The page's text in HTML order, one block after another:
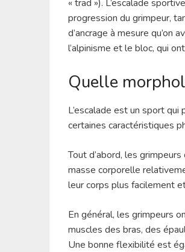
« trad »). L’escalade
progression du grimpeur,
d’ancrage à mesure qu’on
l’alpinisme et le bloc, qui
Quelle
L’escalade est un sport
certaines caractéristiques
Tout d’abord, les
masse corporelle
leur corps plus facilement
En général, les grimpeurs
muscles des bras, des
Une bonne flexibilité est